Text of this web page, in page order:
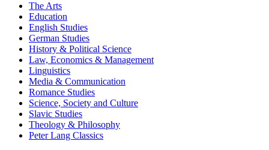
The Arts
Education
English Studies
German Studies
History & Political Science
Law, Economics & Management
Linguistics
Media & Communication
Romance Studies
Science, Society and Culture
Slavic Studies
Theology & Philosophy
Peter Lang Classics